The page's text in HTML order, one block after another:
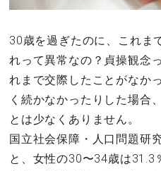
ファッション・美容
グルメ
趣味・旅行
30歳を過ぎたのに、これま
れって異常なの？貞操観念
れまで交際したことがなか
く続かなかったりした場合
とは少なくありません。
国立社会保障・人口問題研
と、女性の30〜34歳は31.3